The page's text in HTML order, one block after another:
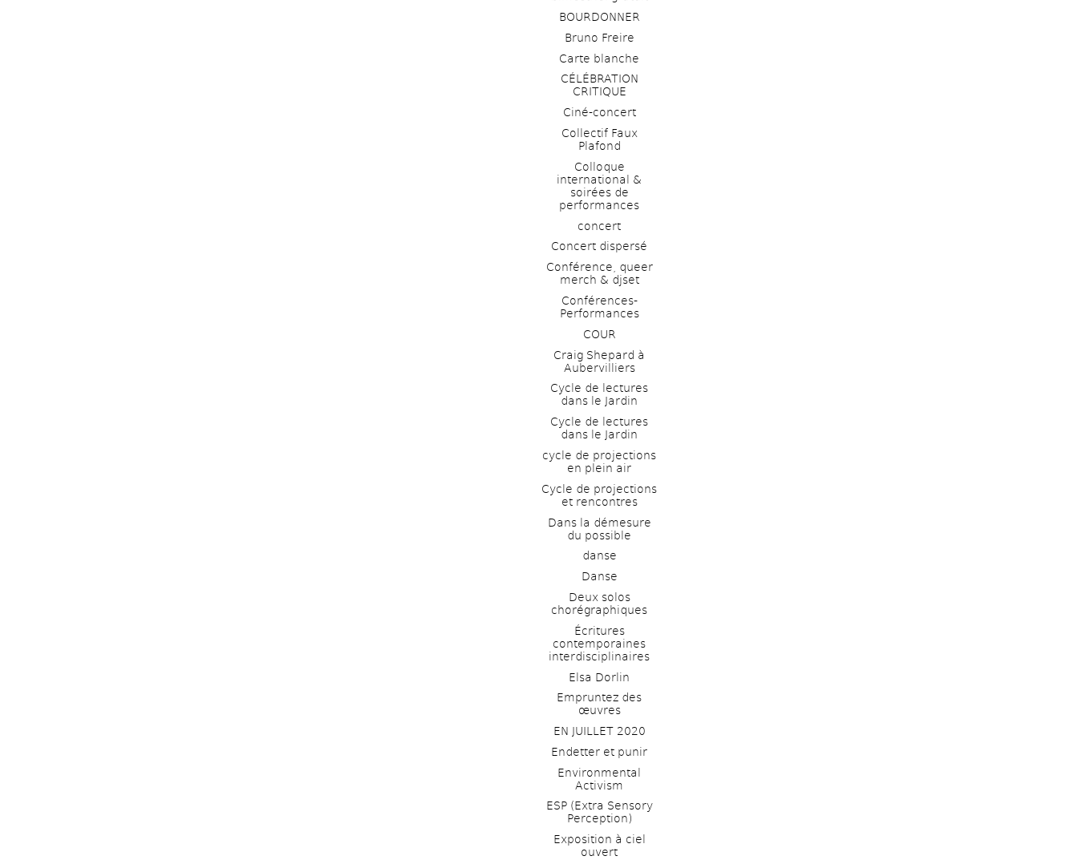
BOURDONNER
Bruno Freire
Carte blanche
CÉLÉBRATION
CRITIQUE
Ciné-concert
Collectif Faux
Plafond
Colloque
international &
soirées de
performances
concert
Concert dispersé
Conférence, queer
merch & djset
Conférences-
Performances
COUR
Craig Shepard à
Aubervilliers
Cycle de lectures
dans le Jardin
Cycle de lectures
dans le Jardin
cycle de projections
en plein air
Cycle de projections
et rencontres
Dans la démesure
du possible
danse
Danse
Deux solos
chorégraphiques
Écritures
contemporaines
interdisciplinaires
Elsa Dorlin
Empruntez des
œuvres
EN JUILLET 2020
Endetter et punir
Environmental
Activism
ESP (Extra Sensory
Perception)
Exposition à ciel
ouvert